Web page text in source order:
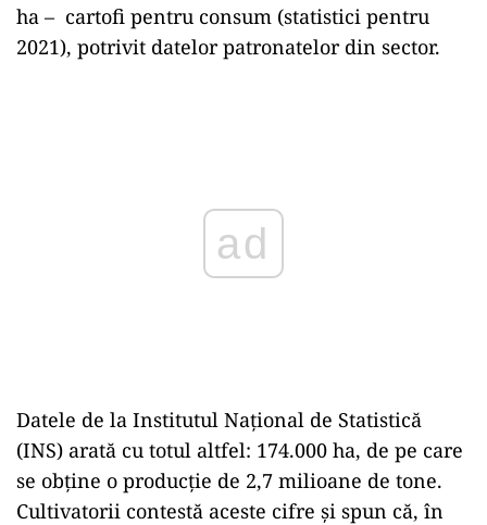
ha – cartofi pentru consum (statistici pentru
2021), potrivit datelor patronatelor din sector.
Datele de la Institutul Național de Statistică
(INS) arată cu totul altfel: 174.000 ha, de pe care
se obține o producție de 2,7 milioane de tone.
Cultivatorii contestă aceste cifre și spun că, în